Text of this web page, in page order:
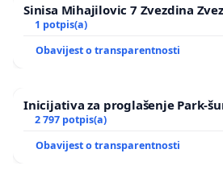
Sinisa Mihajilovic 7 Zvezdina
1 potpis(a)
Obavijest o transparentnosti
Inicijativa za proglašenje Park-
2 797 potpis(a)
Obavijest o transparentnosti